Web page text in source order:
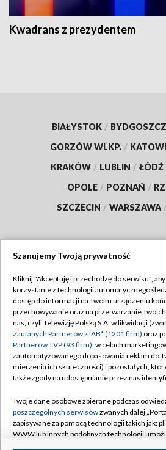
Kwadrans z prezydentem
BIAŁYSTOK / BYDGOSZCZ
GORZÓW WLKP. /
KRAKÓW / LUBLIN / ŁÓDŹ
OPOLE / POZNAŃ /
SZCZECIN / WARSZAWA
TVP
Abonament TVP
Emisja w TVP
Centrum informacji TVP
Naziemna Telewizja Cyfrowa
Rada Programowa
System NOS
Regulamin
Polityka
Moje zgody
Pomoc
Kontakt
Szanujemy Twoją prywatność
Kliknij "Akceptuję i przechodzę do serwisu",
korzystanie z technologii automatycznego
dostęp do informacji na Twoim urządzeniu
przechowywanie oraz na przetwarzanie
nas, czyli Telewizję Polską S.A. w likwidacji
Zaufanych Partnerów z IAB* (1201 firm) oraz
Partnerów TVP (93 firm), w celach
zautomatyzowanego dopasowania reklam do
mierzenia ich skuteczności) i pozostałych,
także zgody na udostępnianie przez nas
Twoje dane osobowe zbierane podczas
poszczególnych serwisówzwanych dalej
zapisywane za pomocą technologii takich jak:
WWW lub innych podobnych technologii